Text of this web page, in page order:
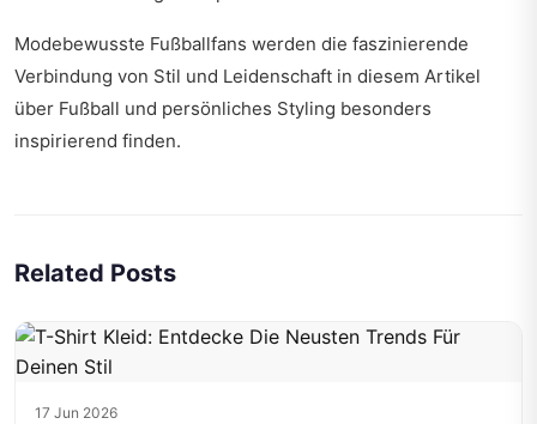
Modebewusste Fußballfans werden die faszinierende
Verbindung von Stil und Leidenschaft in diesem Artikel
über Fußball und persönliches Styling besonders
inspirierend finden.
Related Posts
17 Jun 2026